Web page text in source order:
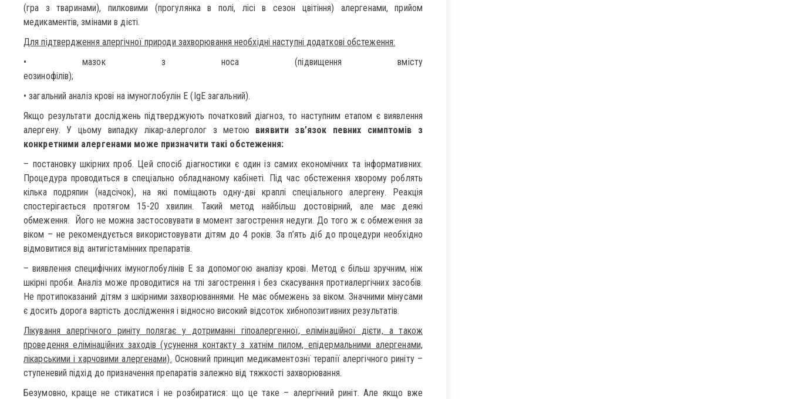
(гра з тваринами), пилковими (прогулянка в полі, лісі в сезон цвітіння) алергенами, прийом
медикаментів, змінами в дієті.
Для підтвердження алергічної природи захворювання необхідні наступні додаткові обстеження:
• мазок з носа (підвищення вмісту
еозинофілів);
• загальний аналіз крові на імуноглобулін Е (IgE загальний).
Якщо результати досліджень підтверджують початковий діагноз, то наступним етапом є виявлення
алергену. У цьому випадку лікар-алерголог з метою виявити зв’язок певних симптомів з
конкретними алергенами може призначити такі обстеження:
– постановку шкірних проб. Цей спосіб діагностики є один із самих економічних та інформативних.
Процедура проводиться в спеціально обладнаному кабінеті. Під час обстеження хворому роблять
кілька подряпин (надсічок), на які поміщають одну-дві краплі спеціального алергену. Реакція
спостерігається протягом 15-20 хвилин. Такий метод найбільш достовірний, але має деякі
обмеження. Його не можна застосовувати в момент загострення недуги. До того ж є обмеження за
віком – не рекомендується використовувати дітям до 4 років. За п’ять діб до процедури необхідно
відмовитися від антигістамінних препаратів.
– виявлення специфічних імуноглобулінів Е за допомогою аналізу крові. Метод є більш зручним, ніж
шкірні проби. Аналіз може проводитися на тлі загострення і без скасування протиалергічних засобів.
Не протипоказаний дітям з шкірними захворюваннями. Не має обмежень за віком. Значними мінусами
є досить дорога вартість дослідження і відносно високий відсоток хибнопозитивних результатів.
Лікування алергічного риніту полягає у дотриманні гіпоалергенної, елімінаційної дієти, а також
проведення елімінаційних заходів (усунення контакту з хатнім пилом, епідермальними алергенами,
лікарськими і харчовими алергенами). Основний принцип медикаментознї терапії алергічного риніту –
ступеневий підхід до призначення препаратів залежно від тяжкості захворювання.
Безумовно, краще не стикатися і не розбиратися: що це таке – алергічний риніт. Але якщо вже